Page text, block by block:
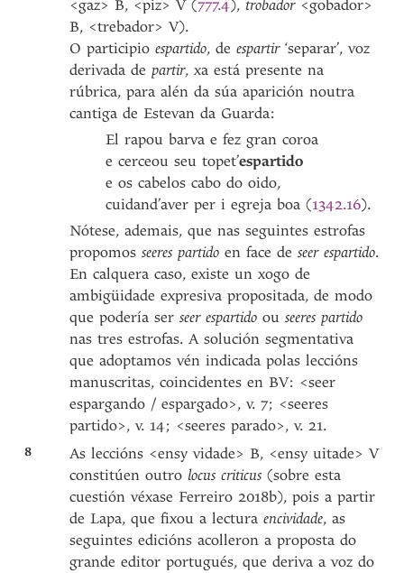
<gaz> B, <piz> V (777.4),trobador <gobador>
B, <trebador> V).
O participioespartido, deespartir‘separar’, voz
derivada departir, xa está presente na
rúbrica, para alén da súa aparición noutra
cantiga de Estevan da Guarda:
El rapou barva e fez gran coroa
e cerceou seu topet’espartido
e os cabelos cabo do oido,
cuidand’aver per i egreja boa (1342.16).
Nótese, ademais, que nas seguintes estrofas
propomosseeres partido en face deseer espartido.
En calquera caso, existe un xogo de
ambigüidade expresiva propositada, de modo
que podería serseer espartido ouseeres partido
nas tres estrofas. A solución segmentativa
que adoptamos vén indicada polas leccións
manuscritas, coincidentes en BV: <seer
espargando / espargado>, v. 7; <seeres
partido>, v. 14; <seeres parado>, v. 21.
8
As leccións <ensy vidade> B, <ensy uitade> V
constitúen outro locus criticus (sobre esta
cuestión véxase Ferreiro 2018b), pois a partir
de Lapa, que fixou a lecturaencividade, as
seguintes edicións acolleron a proposta do
grande editor portugués, que deriva a voz do